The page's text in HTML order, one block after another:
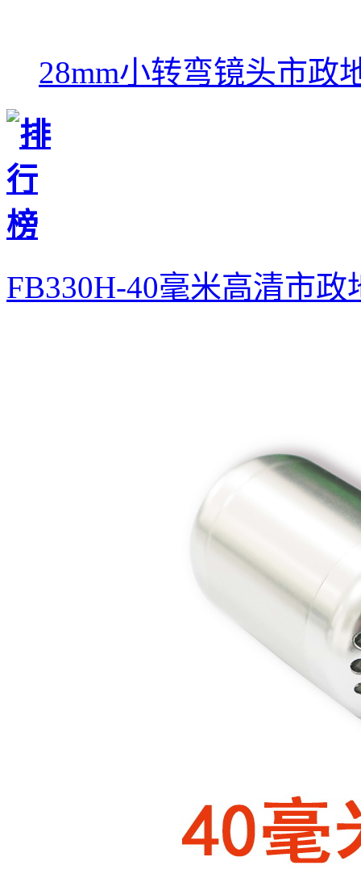
28mm小转弯镜头市政
FB330H-40毫米高清市